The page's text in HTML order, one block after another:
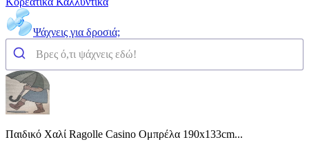
Ψάχνεις για δροσιά;
Παιδικό Χαλί Ragolle Casino Ομπρέλα 190x133cm...